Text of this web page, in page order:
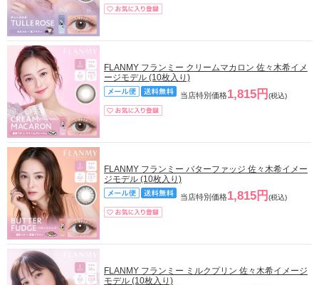
FLANMY フランミー クリームマカロン 佐々木希イメ
ージモデル (10枚入り)
当店特別価格1,815円 (税込)
FLANMY フランミー バターファッジ 佐々木希イメー
ジモデル (10枚入り)
当店特別価格1,815円 (税込)
FLANMY フランミー ミルクプリン 佐々木希イメージ
モデル (10枚入り)